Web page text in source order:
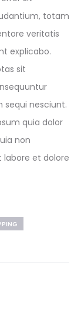
totam
veritatis
explicabo.
sit
sequi nesciunt.
quia dolor
non
et dolore